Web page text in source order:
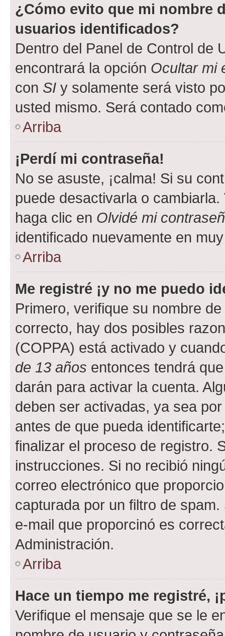
¿Cómo evito que mi nombre
usuarios identificados?
Dentro del Panel de Control de
encontrará la opción Ocultar mi
con SI y solamente será visto
usted mismo. Será contado
Arriba
¡Perdí mi contraseña!
No se asuste, ¡calma! Si su
puede desactivarla o
haga clic en Olvidé mi
identificado nuevamente en
Arriba
Me registré ¡y no me puedo
Primero, verifique su nombre
correcto, hay dos posibles
(COPPA) está activado y
de 13 años entonces tendrá
darán para activar la cuenta.
deben ser activadas, ya sea
antes de que pueda
finalizar el proceso de registro.
instrucciones. Si no recibió
correo electrónico que
capturada por un filtro de
e-mail que proporcinó es
Administración.
Arriba
Hace un tiempo me registré,
Verifique el mensaje que se le